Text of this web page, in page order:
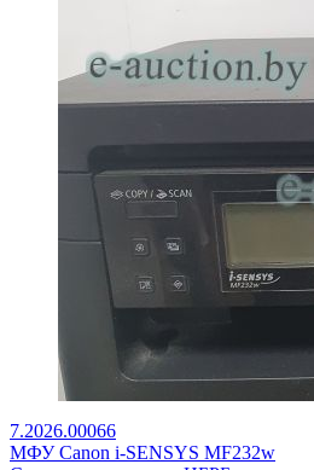
7.2026.00066
МФУ Canon i-SENSYS MF232w